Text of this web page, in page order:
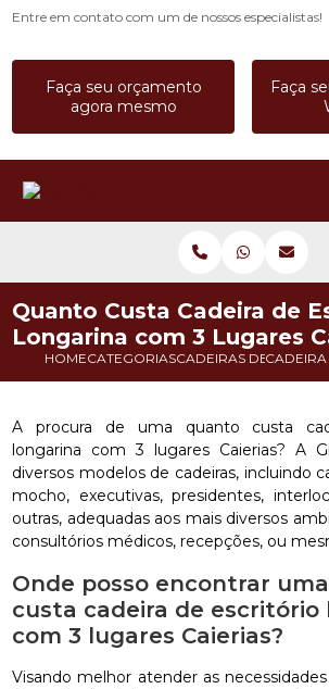
Entre em contato com um de nossos especialistas!
Faça seu orçamento
agora mesmo
Faça
HOMECATEGORIASCADEIRAS DECADEIRA
Quanto Custa Cadeira de
Longarina com 3 Lugares
A procura de uma quanto custa
longarina com 3 lugares Caierias? A
diversos modelos de cadeiras, incluindo
mocho, executivas, presidentes,
outras, adequadas aos mais diversos
consultórios médicos, recepções, ou
Onde posso encontrar
custa cadeira de escritório
com 3 lugares Caierias?
Visando melhor atender as